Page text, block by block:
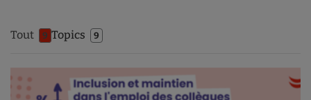
Tout 9 Topics 9